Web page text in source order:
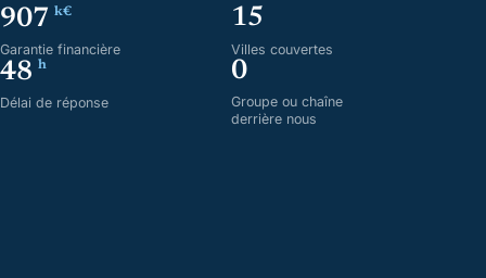
907 k€
Garantie financière
15
Villes couvertes
48 h
Délai de réponse
0
Groupe ou chaîne
derrière nous